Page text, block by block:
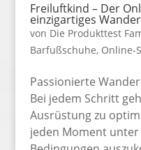
Freiluftkind – Der
einzigartiges
von Die Produkttest
Barfußschuhe, Online-
Passionierte
Bei jedem Schritt
Ausrüstung zu
jeden Moment